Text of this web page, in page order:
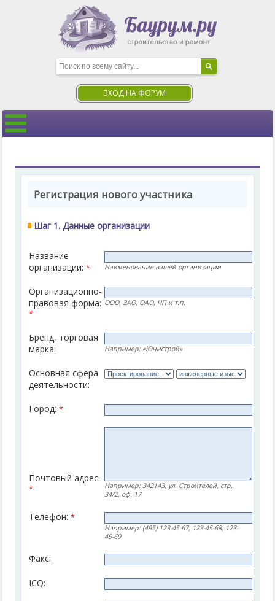
ВХОД НА ФОРУМ
Регистрация нового участника
Шаг 1. Данные организации
Название
организации:* Наименование вашей организации
Организационно-
правовая форма:
*
ООО, ЗАО, ОАО, ЧП и т.п.
Бренд, торговая
марка:
Например: «Юнистрой»
Основная сфера
деятельности:
Город:*
Почтовый адрес:
*
Например: 342143, ул. Строителей, стр.
34/2, оф. 17
Телефон:*
Например: (495) 123-45-67, 123-45-68, 123-
45-69
Факс:
ICQ: